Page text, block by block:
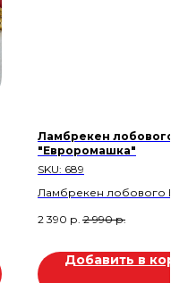
Ламбрекен лобового
"Евроромашка"
SKU: 689
Ламбрекен лобового
Скидка 600 руб.
2 390 р. 2 990 р.
Добавить в